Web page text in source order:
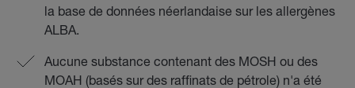
la base de données néerlandaise sur les allergènes
ALBA.
Aucune substance contenant des MOSH ou des
MOAH (basés sur des raffinats de pétrole) n'a été